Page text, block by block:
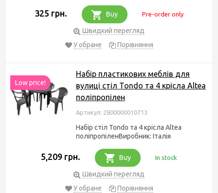
325 грн. Buy Pre-order only
Швидкий перегляд
У обране
Порівняння
Low price!
Набір пластикових меблів для
вулиці стіл Tondo та 4 крісла Altea
поліпропілен
Артикул: 2800000010713
Набір стіл Tondo та 4 крісла Altea
поліпропіленВиробник: Італія
5,209 грн. Buy In stock
Швидкий перегляд
У обране
Порівняння